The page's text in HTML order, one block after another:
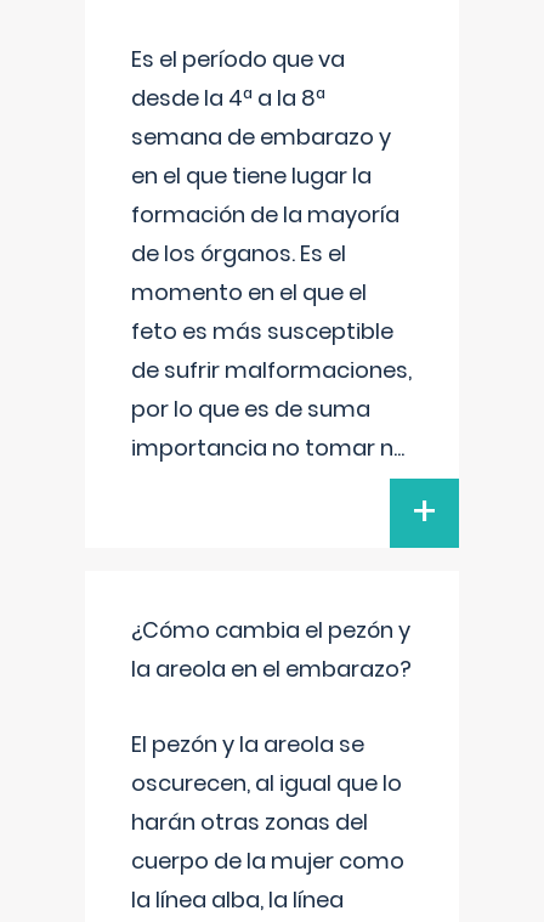
Es el período que va
desde la 4ª a la 8ª
semana de embarazo y
en el que tiene lugar la
formación de la mayoría
de los órganos. Es el
momento en el que el
feto es más susceptible
de sufrir malformaciones,
por lo que es de suma
importancia no tomar n...
+
¿Cómo cambia el pezón y
la areola en el embarazo?
El pezón y la areola se
oscurecen, al igual que lo
harán otras zonas del
cuerpo de la mujer como
la línea alba, la línea